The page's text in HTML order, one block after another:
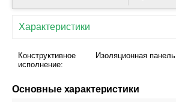
Характеристики
Конструктивное
исполнение:
Изоляционная панель
Основные характеристики